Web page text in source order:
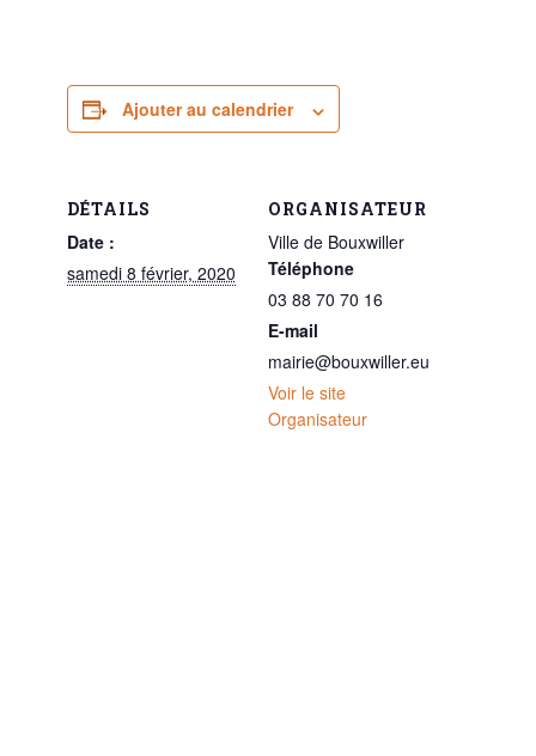
Ajouter au calendrier
DÉTAILS
Date :
samedi 8 février, 2020
ORGANISATEUR
Ville de Bouxwiller
Téléphone
03 88 70 70 16
E-mail
mairie@bouxwiller.eu
Voir le site
Organisateur